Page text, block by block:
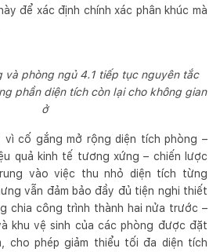
để xác định chính xác phân khúc mà
và phòng ngủ 4.1 tiếp tục nguyên tắc
phần diện tích còn lại cho không gian
ở
vì cố gắng mở rộng diện tích phòng –
quả kinh tế tương xứng – chiến lược
vào việc thu nhỏ diện tích từng
vẫn đảm bảo đầy đủ tiện nghi thiết
chia công trình thành hai nửa trước –
khu vệ sinh của các phòng được đặt
cho phép giảm thiểu tối đa diện tích